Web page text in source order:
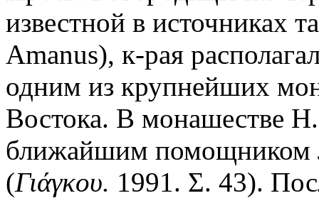
известной в источниках
Amanus), к-рая
одним из крупнейших
Востока. В монашестве
ближайшим помощником
(Γιάγκου. 1991. Σ. 43).